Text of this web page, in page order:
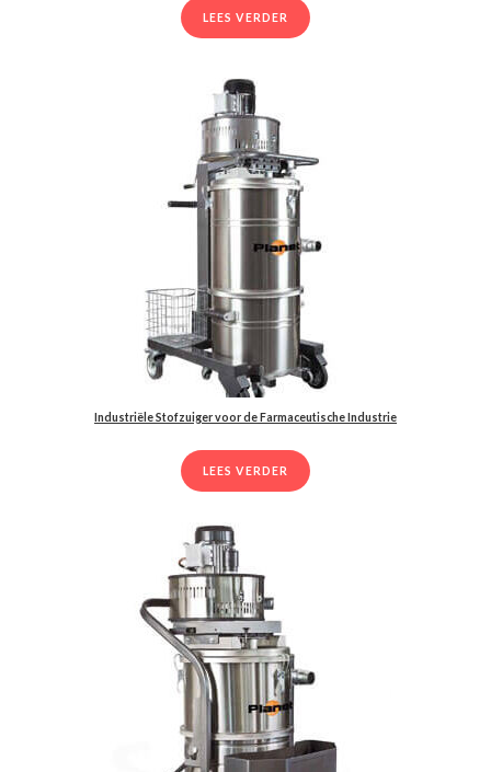
LEES VERDER
Industriële Stofzuiger voor de Farmaceutische Industrie
LEES VERDER